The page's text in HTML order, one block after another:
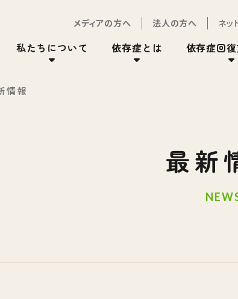
メディアの方へ 法人の方へ ネッ
私たちについて 依存症とは 依存症回
情報
最新